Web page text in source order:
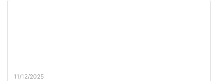
11/12/2025